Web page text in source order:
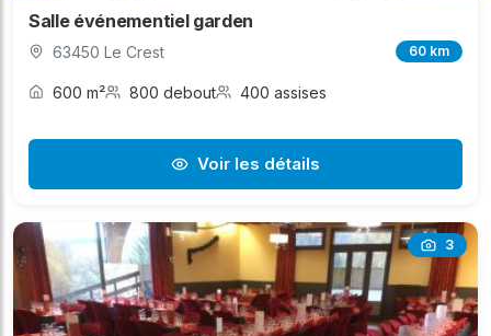
Salle événementiel garden
63450 Le Crest 60 km
600 m² 800 debout 400 assises
Voir les détails
3